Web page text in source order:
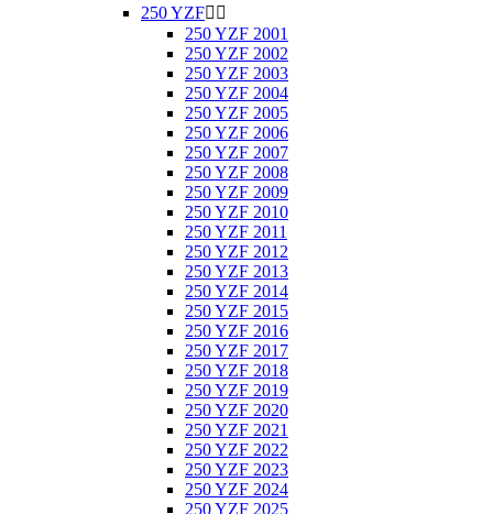
250 YZF 
250 YZF 2001
250 YZF 2002
250 YZF 2003
250 YZF 2004
250 YZF 2005
250 YZF 2006
250 YZF 2007
250 YZF 2008
250 YZF 2009
250 YZF 2010
250 YZF 2011
250 YZF 2012
250 YZF 2013
250 YZF 2014
250 YZF 2015
250 YZF 2016
250 YZF 2017
250 YZF 2018
250 YZF 2019
250 YZF 2020
250 YZF 2021
250 YZF 2022
250 YZF 2023
250 YZF 2024
250 YZF 2025